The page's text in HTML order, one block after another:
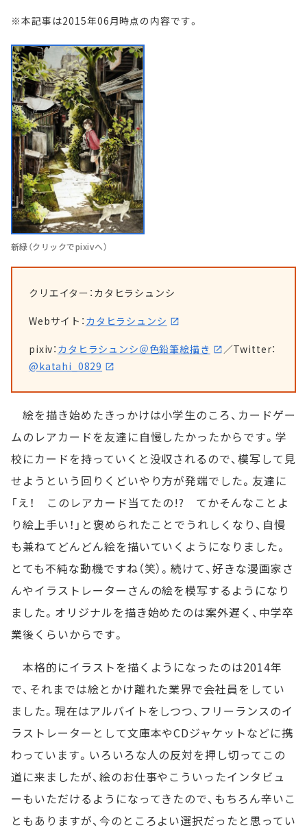
※本記事は2015年06月時点の内容です。
新緑（クリックでpixivへ）
クリエイター：カタヒラシュンシ
Webサイト： カタヒラシュンシ
pixiv： カタヒラシュンシ＠色鉛筆絵描き
／Twitter：
@katahi_0829
絵を描き始めたきっかけは小学生のころ、カードゲー
ムのレアカードを友達に自慢したかったからです。学
校にカードを持っていくと没収されるので、模写して見
せようという回りくどいやり方が発端でした。友達に
「え！ このレアカード当てたの!? てかそんなことよ
り絵上手い！」と褒められたことでうれしくなり、自慢
も兼ねてどんどん絵を描いていくようになりました。
とても不純な動機ですね（笑）。続けて、好きな漫画家さ
んやイラストレーターさんの絵を模写するようになり
ました。オリジナルを描き始めたのは案外遅く、中学卒
業後くらいからです。
本格的にイラストを描くようになったのは2014年
で、それまでは絵とかけ離れた業界で会社員をしてい
ました。現在はアルバイトをしつつ、フリーランスのイ
ラストレーターとして文庫本やCDジャケットなどに携
わっています。いろいろな人の反対を押し切ってこの
道に来ましたが、絵のお仕事やこういったインタビュ
ーもいただけるようになってきたので、もちろん辛いこ
ともありますが、今のところよい選択だったと思ってい